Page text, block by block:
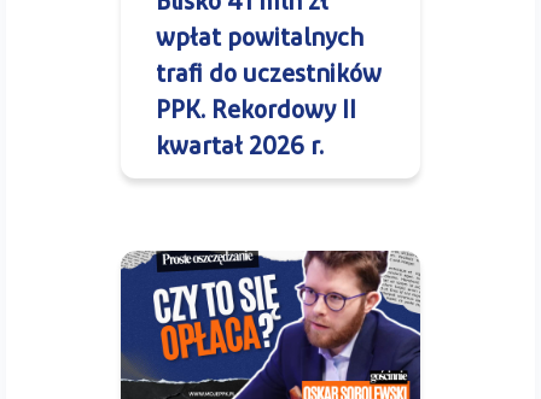
wpłat powitalnych
trafi do uczestników
PPK. Rekordowy II
kwartał 2026 r.